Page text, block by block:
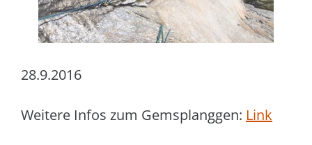
28.9.2016
Weitere Infos zum Gemsplanggen: Link